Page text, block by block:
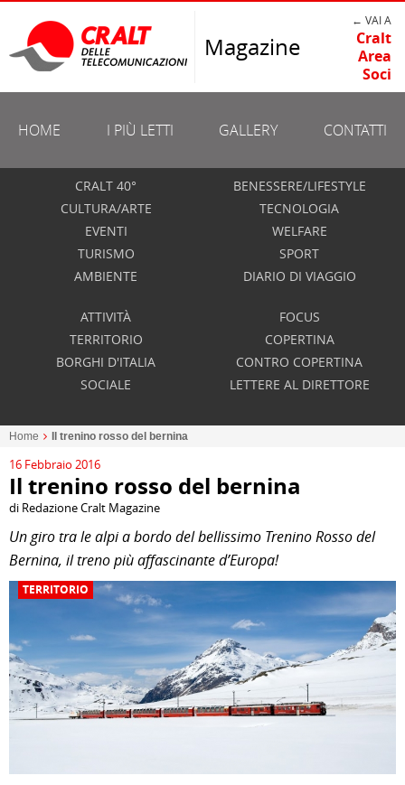
Magazine
← VAI A
Cralt
Area
Soci
HOME I PIÙ LETTI GALLERY CONTATTI
CRALT 40°
CULTURA/ARTE
EVENTI
TURISMO
AMBIENTE
BENESSERE/LIFESTYLE
TECNOLOGIA
WELFARE
SPORT
DIARIO DI VIAGGIO
ATTIVITÀ
TERRITORIO
BORGHI D'ITALIA
SOCIALE
FOCUS
COPERTINA
CONTRO COPERTINA
LETTERE AL DIRETTORE
Home Il trenino rosso del bernina
16 Febbraio 2016
Il trenino rosso del bernina
di Redazione Cralt Magazine
Un giro tra le alpi a bordo del bellissimo Trenino Rosso del
Bernina, il treno più affascinante d’Europa!
TERRITORIO